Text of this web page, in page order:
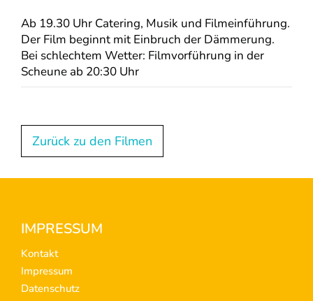
Ab 19.30 Uhr Catering, Musik und Filmeinführung.
Der Film beginnt mit Einbruch der Dämmerung.
Bei schlechtem Wetter: Filmvorführung in der
Scheune ab 20:30 Uhr
Zurück zu den Filmen
Footer
IMPRESSUM
Kontakt
Impressum
Datenschutz